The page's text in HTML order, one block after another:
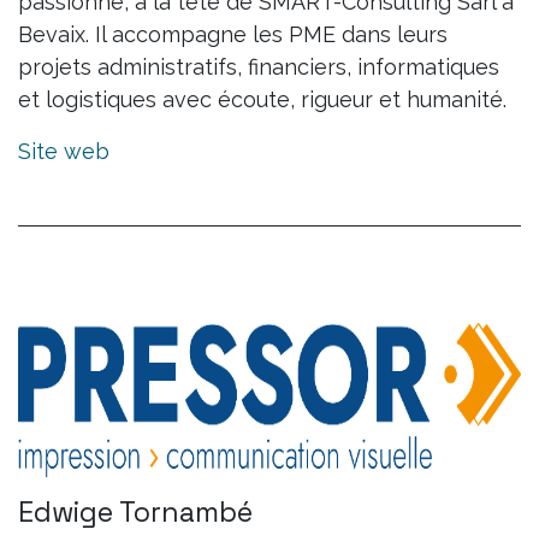
Bevaix. Il accompagne les PME dans leurs
projets administratifs, financiers, informatiques
et logistiques avec écoute, rigueur et humanité.
Site web
Edwige Tornambé